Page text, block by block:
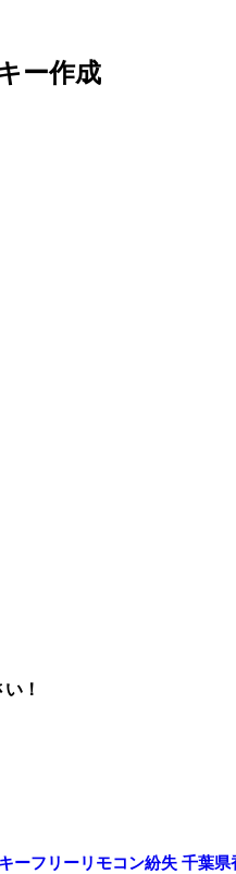
ー作成
！
フリーリモコン紛失 千葉